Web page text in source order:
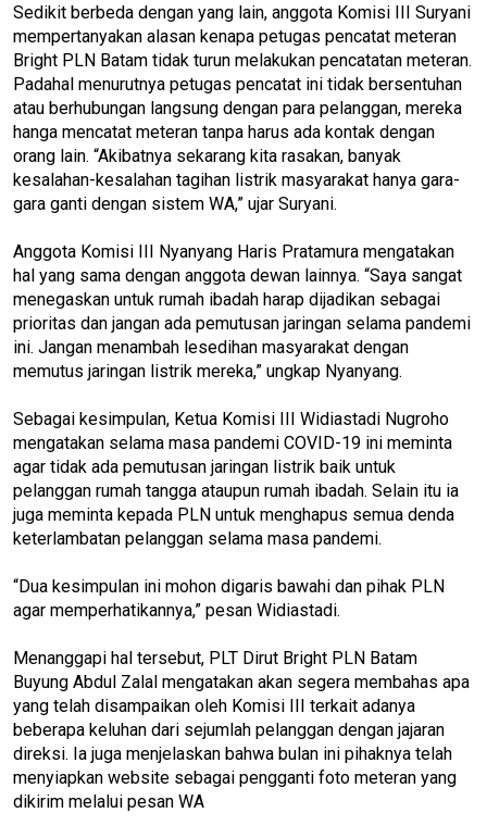
Sedikit berbeda dengan yang lain, anggota Komisi III Suryani
mempertanyakan alasan kenapa petugas pencatat meteran
Bright PLN Batam tidak turun melakukan pencatatan meteran.
Padahal menurutnya petugas pencatat ini tidak bersentuhan
atau berhubungan langsung dengan para pelanggan, mereka
hanga mencatat meteran tanpa harus ada kontak dengan
orang lain. “Akibatnya sekarang kita rasakan, banyak
kesalahan-kesalahan tagihan listrik masyarakat hanya gara-
gara ganti dengan sistem WA,” ujar Suryani.
Anggota Komisi III Nyanyang Haris Pratamura mengatakan
hal yang sama dengan anggota dewan lainnya. “Saya sangat
menegaskan untuk rumah ibadah harap dijadikan sebagai
prioritas dan jangan ada pemutusan jaringan selama pandemi
ini. Jangan menambah lesedihan masyarakat dengan
memutus jaringan listrik mereka,” ungkap Nyanyang.
Sebagai kesimpulan, Ketua Komisi III Widiastadi Nugroho
mengatakan selama masa pandemi COVID-19 ini meminta
agar tidak ada pemutusan jaringan listrik baik untuk
pelanggan rumah tangga ataupun rumah ibadah. Selain itu ia
juga meminta kepada PLN untuk menghapus semua denda
keterlambatan pelanggan selama masa pandemi.
“Dua kesimpulan ini mohon digaris bawahi dan pihak PLN
agar memperhatikannya,” pesan Widiastadi.
Menanggapi hal tersebut, PLT Dirut Bright PLN Batam
Buyung Abdul Zalal mengatakan akan segera membahas apa
yang telah disampaikan oleh Komisi III terkait adanya
beberapa keluhan dari sejumlah pelanggan dengan jajaran
direksi. Ia juga menjelaskan bahwa bulan ini pihaknya telah
menyiapkan website sebagai pengganti foto meteran yang
dikirim melalui pesan WA